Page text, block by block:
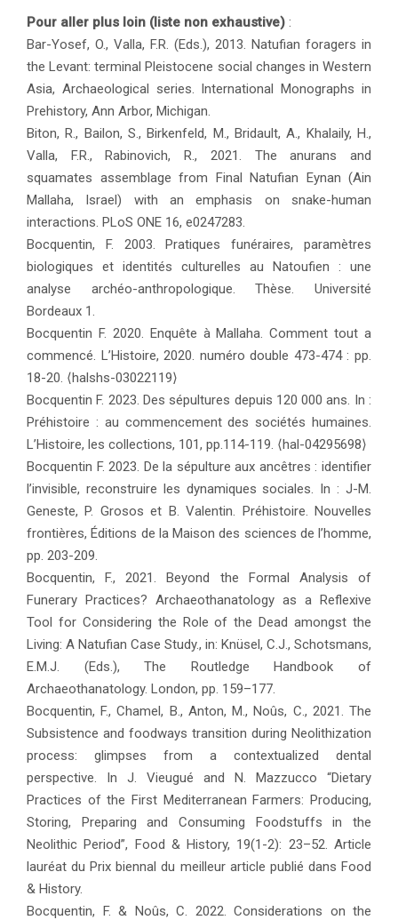
Pour aller plus loin (liste non exhaustive) :
Bar-Yosef, O., Valla, F.R. (Eds.), 2013. Natufian foragers in
the Levant: terminal Pleistocene social changes in Western
Asia, Archaeological series. International Monographs in
Prehistory, Ann Arbor, Michigan.
Biton, R., Bailon, S., Birkenfeld, M., Bridault, A., Khalaily, H.,
Valla, F.R., Rabinovich, R., 2021. The anurans and
squamates assemblage from Final Natufian Eynan (Ain
Mallaha, Israel) with an emphasis on snake-human
interactions. PLoS ONE 16, e0247283.
Bocquentin, F. 2003. Pratiques funéraires, paramètres
biologiques et identités culturelles au Natoufien : une
analyse archéo-anthropologique. Thèse. Université
Bordeaux 1.
Bocquentin F. 2020. Enquête à Mallaha. Comment tout a
commencé. L’Histoire, 2020. numéro double 473-474 : pp.
18-20. ⟨halshs-03022119⟩
Bocquentin F. 2023. Des sépultures depuis 120 000 ans. In :
Préhistoire : au commencement des sociétés humaines.
L’Histoire, les collections, 101, pp.114-119. ⟨hal-04295698⟩
Bocquentin F. 2023. De la sépulture aux ancêtres : identifier
l’invisible, reconstruire les dynamiques sociales. In : J-M.
Geneste, P. Grosos et B. Valentin. Préhistoire. Nouvelles
frontières, Éditions de la Maison des sciences de l’homme,
pp. 203-209.
Bocquentin, F., 2021. Beyond the Formal Analysis of
Funerary Practices? Archaeothanatology as a Reflexive
Tool for Considering the Role of the Dead amongst the
Living: A Natufian Case Study., in: Knüsel, C.J., Schotsmans,
E.M.J. (Eds.), The Routledge Handbook of
Archaeothanatology. London, pp. 159–177.
Bocquentin, F., Chamel, B., Anton, M., Noûs, C., 2021. The
Subsistence and foodways transition during Neolithization
process: glimpses from a contextualized dental
perspective. In J. Vieugué and N. Mazzucco “Dietary
Practices of the First Mediterranean Farmers: Producing,
Storing, Preparing and Consuming Foodstuffs in the
Neolithic Period”, Food & History, 19(1-2): 23–52. Article
lauréat du Prix biennal du meilleur article publié dans Food
& History.
Bocquentin, F. & Noûs, C. 2022. Considerations on the